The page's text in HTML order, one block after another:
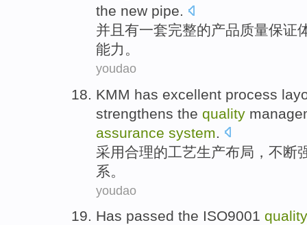
the new pipe.
并且 有一套完整的产品质量保证
能力 。
youdao
KMM has excellent process
strengthens the quality
assurance system
采用合理的工艺生产布局 ， 不断
系。
youdao
Has passed the ISO9001 quality